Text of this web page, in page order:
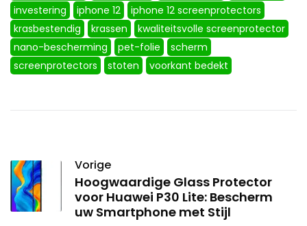
investering
iphone 12
iphone 12 screenprotectors
krasbestendig
krassen
kwaliteitsvolle screenprotector
nano-bescherming
pet-folie
scherm
screenprotectors
stoten voorkant bedekt
Vorige
Hoogwaardige Glass Protector
voor Huawei P30 Lite: Bescherm
uw Smartphone met Stijl